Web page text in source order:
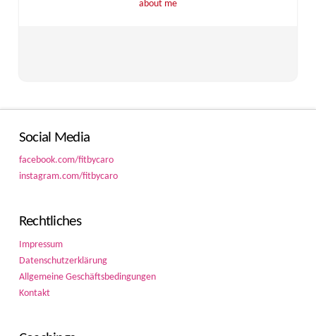
about me
Social Media
facebook.com/fitbycaro
instagram.com/fitbycaro
Rechtliches
Impressum
Datenschutzerklärung
Allgemeine Geschäftsbedingungen
Kontakt